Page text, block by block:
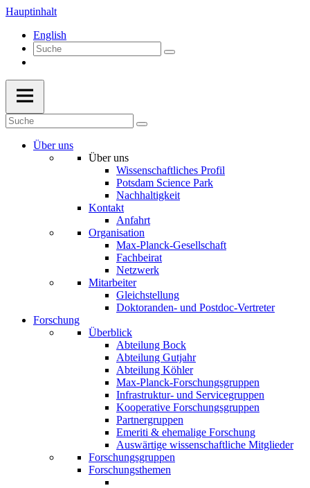
Hauptinhalt
English
Über uns
Über uns
Wissenschaftliches Profil
Potsdam Science Park
Nachhaltigkeit
Kontakt
Anfahrt
Organisation
Max-Planck-Gesellschaft
Fachbeirat
Netzwerk
Mitarbeiter
Gleichstellung
Doktoranden- und Postdoc-Vertreter
Forschung
Überblick
Abteilung Bock
Abteilung Gutjahr
Abteilung Köhler
Max-Planck-Forschungsgruppen
Infrastruktur- und Servicegruppen
Kooperative Forschungsgruppen
Partnergruppen
Emeriti & ehemalige Forschung
Auswärtige wissenschaftliche Mitglieder
Forschungsgruppen
Forschungsthemen